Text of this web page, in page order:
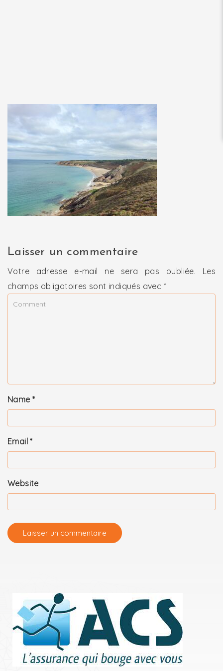
Laisser un commentaire
Votre adresse e-mail ne sera pas publiée.
Les
champs obligatoires sont indiqués avec *
Name *
Email*
Website